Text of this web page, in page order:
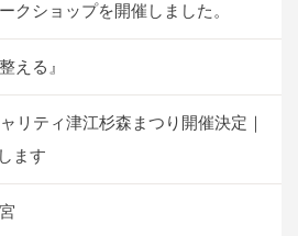
クショップを開催しました。
える』
リティ津江杉森まつり開催決定｜
ます